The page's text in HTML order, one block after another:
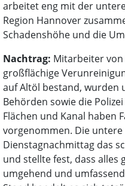
arbeitet eng mit der
Region Hannover
Schadenshöhe und die
Nachtrag: Mitarbeiter von
großflächige
auf Altöl bestand, wurden
Behörden sowie die
Flächen und Kanal haben
vorgenommen. Die
Dienstagnachmittag das
und stellte fest, dass alles
umgehend und